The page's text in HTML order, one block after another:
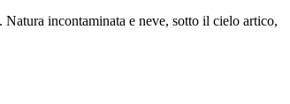
incontaminata e neve, sotto il cielo artico,